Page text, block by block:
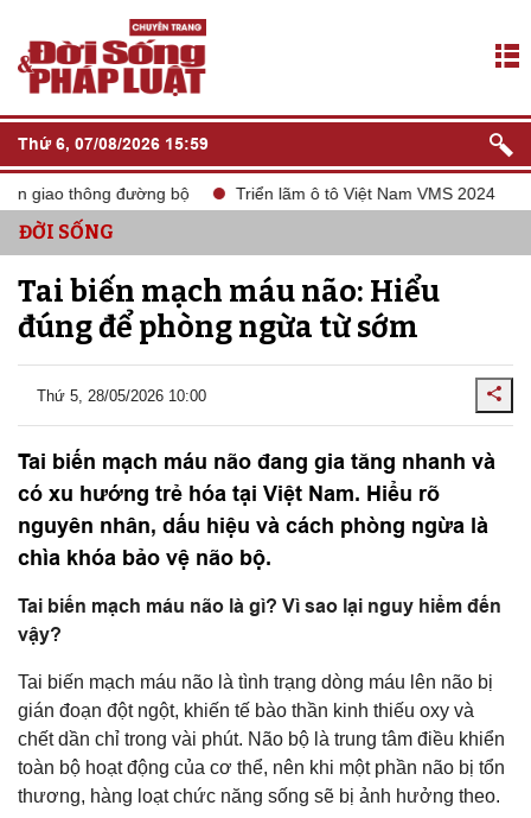
Thứ 6, 07/08/2026 15:59
thông đường bộ Triển lãm ô tô Việt Nam VMS 2024 tắt
ĐỜI SỐNG
Tai biến mạch máu não: Hiểu
đúng để phòng ngừa từ sớm
Thứ 5, 28/05/2026 10:00
Tai biến mạch máu não đang gia tăng nhanh và
có xu hướng trẻ hóa tại Việt Nam. Hiểu rõ
nguyên nhân, dấu hiệu và cách phòng ngừa là
chìa khóa bảo vệ não bộ.
Tai biến mạch máu não là gì? Vì sao lại nguy hiểm đến
vậy?
Tai biến mạch máu não là tình trạng dòng máu lên não bị
gián đoạn đột ngột, khiến tế bào thần kinh thiếu oxy và
chết dần chỉ trong vài phút. Não bộ là trung tâm điều khiển
toàn bộ hoạt động của cơ thể, nên khi một phần não bị tổn
thương, hàng loạt chức năng sống sẽ bị ảnh hưởng theo.